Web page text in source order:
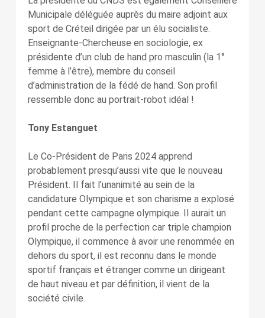
Municipale déléguée auprès du maire adjoint aux
sport de Créteil dirigée par un élu socialiste.
Enseignante-Chercheuse en sociologie, ex
présidente d’un club de hand pro masculin (la 1°
femme à l’être), membre du conseil
d’administration de la fédé de hand. Son profil
ressemble donc au portrait-robot idéal !
Tony Estanguet
Le Co-Président de Paris 2024 apprend
probablement presqu’aussi vite que le nouveau
Président. Il fait l’unanimité au sein de la
candidature Olympique et son charisme a explosé
pendant cette campagne olympique. Il aurait un
profil proche de la perfection car triple champion
Olympique, il commence à avoir une renommée en
dehors du sport, il est reconnu dans le monde
sportif français et étranger comme un dirigeant
de haut niveau et par définition, il vient de la
société civile.